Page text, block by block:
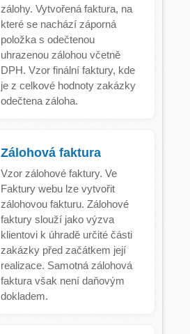
zálohy. Vytvořená faktura, na
které se nachází záporná
položka s odečtenou
uhrazenou zálohou včetně
DPH. Vzor finální faktury, kde
je z celkové hodnoty zakázky
odečtena záloha.
Zálohová faktura
Vzor zálohové faktury. Ve
Faktury webu lze vytvořit
zálohovou fakturu. Zálohové
faktury slouží jako výzva
klientovi k úhradě určité části
zakázky před začátkem její
realizace. Samotná zálohová
faktura však není daňovým
dokladem.